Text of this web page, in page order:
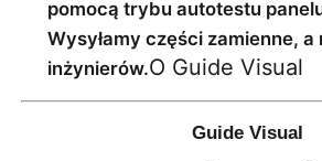
pomocą trybu autotestu
Wysyłamy części zamienne,
inżynierów.O Guide Visual
Guide Visual